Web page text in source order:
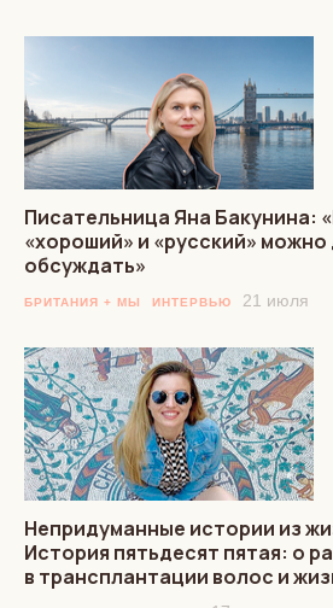
Писательница Яна Бакунина:
«хороший» и «русский» можно
обсуждать»
БРИТАНИЯ + МЫ ИНТЕРВЬЮ 21 июля
Непридуманные истории из
История пятьдесят пятая: о
в трансплантации волос и